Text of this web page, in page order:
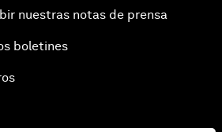
nuestras notas de prensa
boletines